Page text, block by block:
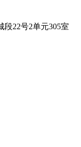
22号2单元305室